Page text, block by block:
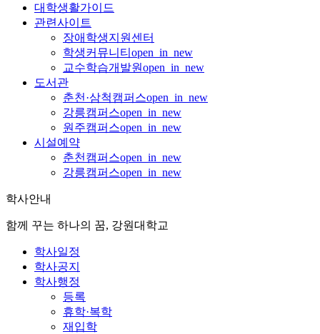
대학생활가이드
관련사이트
장애학생지원센터
학생커뮤니티 open_in_new
교수학습개발원open_in_new
도서관
춘천·삼척캠퍼스open_in_new
강릉캠퍼스open_in_new
원주캠퍼스open_in_new
시설예약
춘천캠퍼스open_in_new
강릉캠퍼스open_in_new
학사안내
함께 꾸는 하나의 꿈, 강원대학교
학사일정
학사공지
학사행정
등록
휴학·복학
재입학